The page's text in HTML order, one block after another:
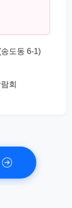
도동 6-1)
회